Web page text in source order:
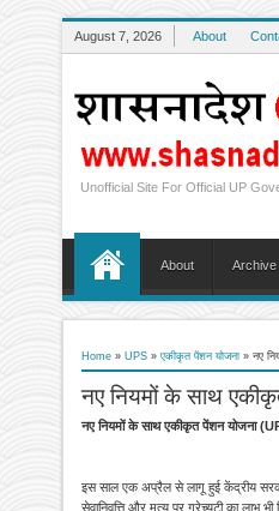
August 7, 2026 About
Unofficial Site For Official UP
About Archive
Home » UPS » एकीकृत पेंशन योजना » नए
नए नियमों के साथ
नए नियमों के साथ एकीकृत पेंशन योजना
इस साल एक अप्रैल से लागू हुई केंद्रीय
सेवानिवृत्ति और मृत्यु पर ग्रेच्युटी का